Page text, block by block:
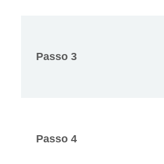
Passo 3
Passo 4